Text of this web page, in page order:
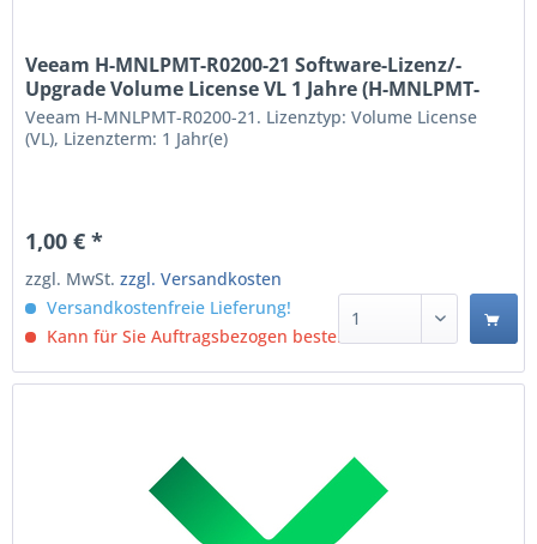
Veeam H-MNLPMT-R0200-21 Software-Lizenz/-
Upgrade Volume License VL 1 Jahre (H-MNLPMT-
R0200-21)
Veeam H-MNLPMT-R0200-21. Lizenztyp: Volume License
(VL), Lizenzterm: 1 Jahr(e)
1,00 € *
zzgl. MwSt.zzgl. Versandkosten
Versandkostenfreie Lieferung!
Kann für Sie Auftragsbezogen bestellt werden.